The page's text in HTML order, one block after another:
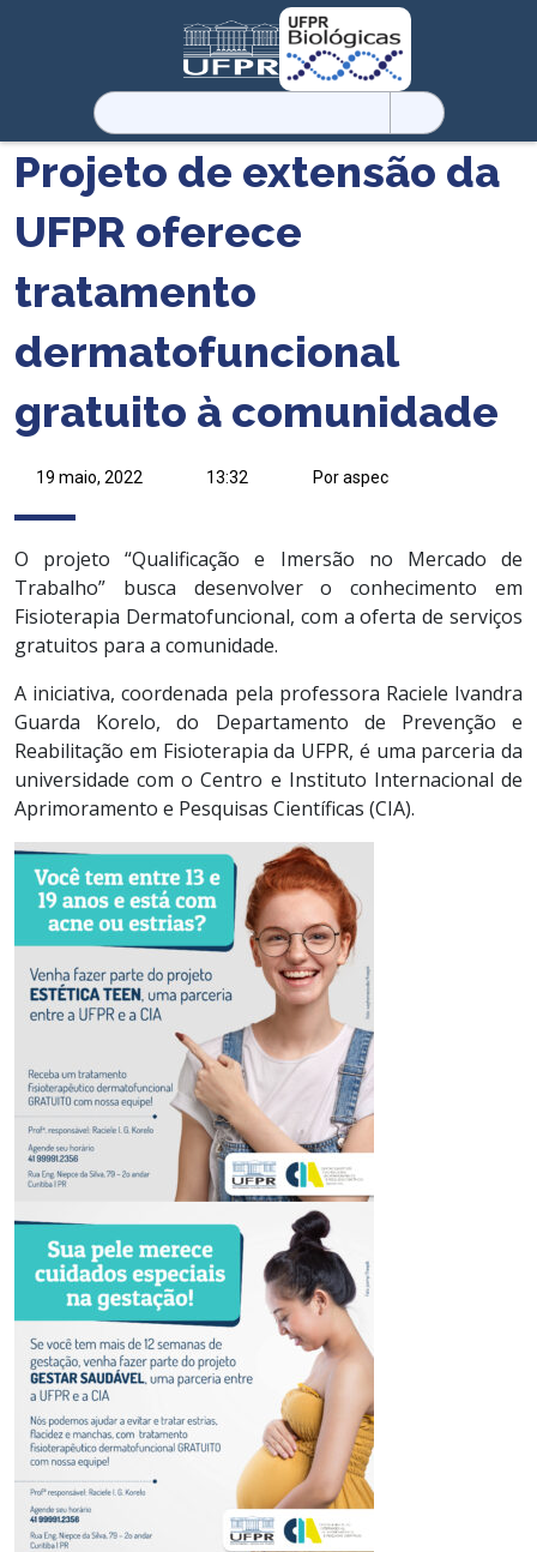
Pesquisar
por:
Projeto de extensão da
UFPR oferece
tratamento
dermatofuncional
gratuito à comunidade
19 maio, 2022 13:32 Por aspec
O projeto “Qualificação e Imersão no Mercado de
Trabalho” busca desenvolver o conhecimento em
Fisioterapia Dermatofuncional, com a oferta de serviços
gratuitos para a comunidade.
A iniciativa, coordenada pela professora Raciele Ivandra
Guarda Korelo, do Departamento de Prevenção e
Reabilitação em Fisioterapia da UFPR, é uma parceria da
universidade com o Centro e Instituto Internacional de
Aprimoramento e Pesquisas Científicas (CIA).